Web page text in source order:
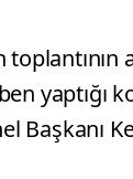
yaptığı
Başkanı